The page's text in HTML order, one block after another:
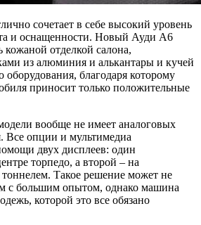
сочетает в себе высокий уровень
и оснащенности. Новый Ауди А6
кожаной отделкой салона,
из алюминия и алькантары и кучей
оборудования, благодаря которому
приносит только положительные
вообще не имеет аналоговых
Все опции и мультимедиа
двух дисплеев: один
торпедо, а второй – на
Такое решение может не
с большим опытом, однако машина
которой это все обязано